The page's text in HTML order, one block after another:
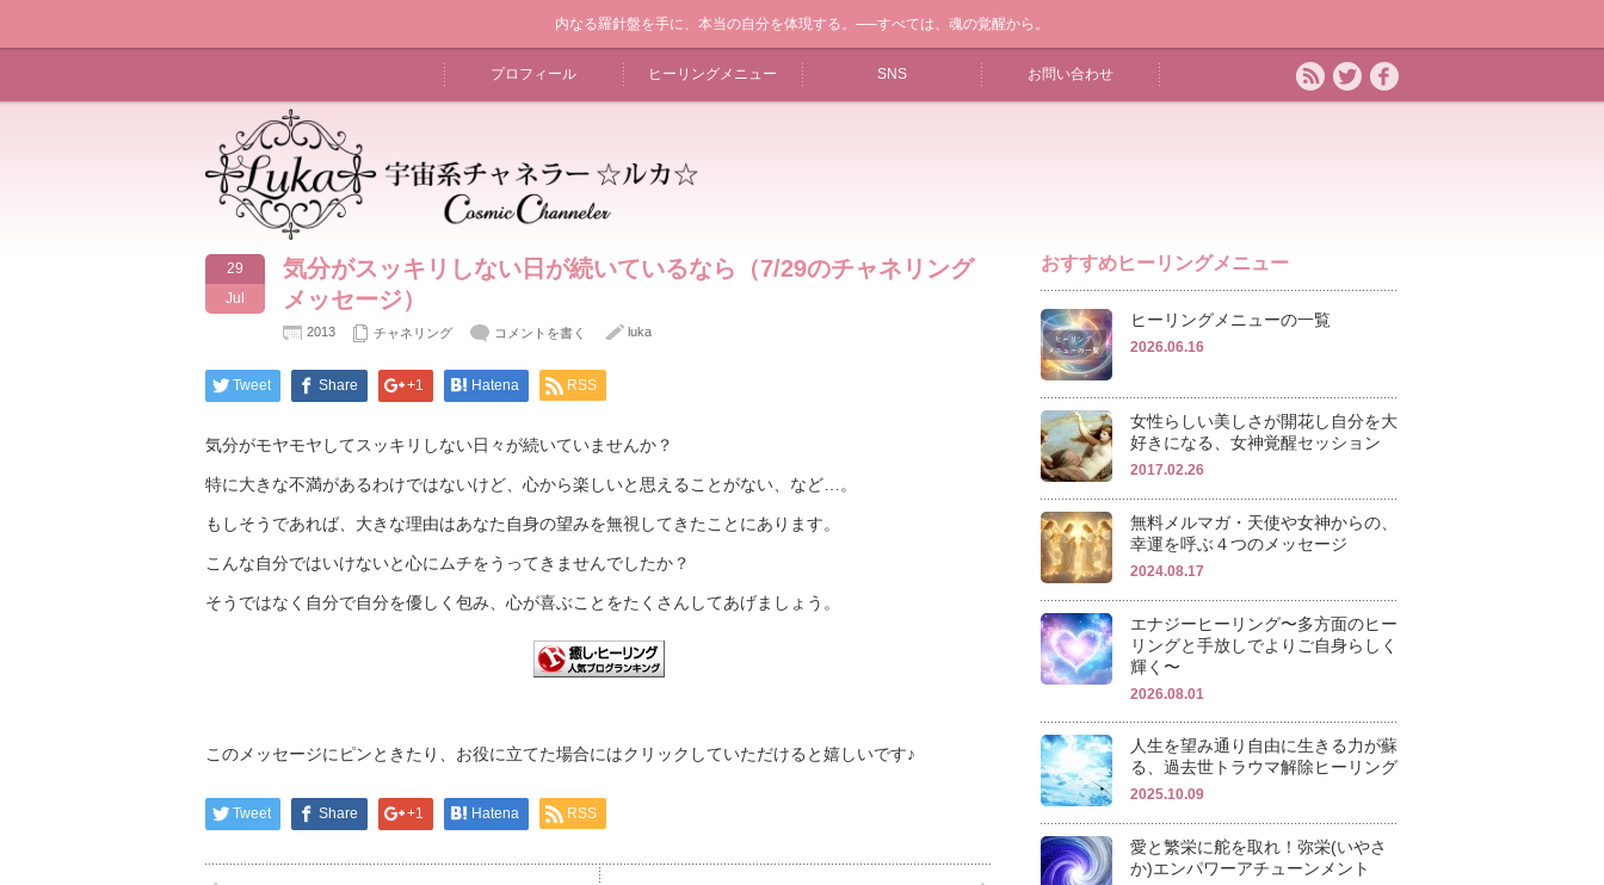
内なる羅針盤を手に、本当の自分を体現する。──すべては、魂の覚醒から。
プロフィール ヒーリングメニュー SNS お問い合わせ
29
Jul
気分がスッキリしない日が続いているなら（7/29のチャネリング
メッセージ）
2013 チャネリング コメントを書く luka
Tweet Share +1 Hatena RSS
気分がモヤモヤしてスッキリしない日々が続いていませんか？
特に大きな不満があるわけではないけど、心から楽しいと思えることがない、など…。
もしそうであれば、大きな理由はあなた自身の望みを無視してきたことにあります。
こんな自分ではいけないと心にムチをうってきませんでしたか？
そうではなく自分で自分を優しく包み、心が喜ぶことをたくさんしてあげましょう。
このメッセージにピンときたり、お役に立てた場合にはクリックしていただけると嬉しいです♪
Tweet Share +1 Hatena RSS
おすすめヒーリングメニュー
ヒーリングメニューの一覧
2026.06.16
女性らしい美しさが開花し自分を大
好きになる、女神覚醒セッション
2017.02.26
無料メルマガ・天使や女神からの、
幸運を呼ぶ４つのメッセージ
2024.08.17
エナジーヒーリング〜多方面のヒー
リングと手放しでよりご自身らしく
輝く〜
2026.08.01
人生を望み通り自由に生きる力が蘇
る、過去世トラウマ解除ヒーリング
2025.10.09
愛と繁栄に舵を取れ！弥栄(いやさ
か)エンパワーアチューンメント